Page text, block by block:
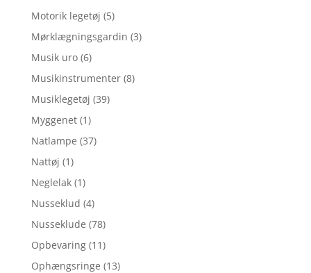
Motorik legetøj (5)
Mørklægningsgardin (3)
Musik uro (6)
Musikinstrumenter (8)
Musiklegetøj (39)
Myggenet (1)
Natlampe (37)
Nattøj (1)
Neglelak (1)
Nusseklud (4)
Nusseklude (78)
Opbevaring (11)
Ophængsringe (13)